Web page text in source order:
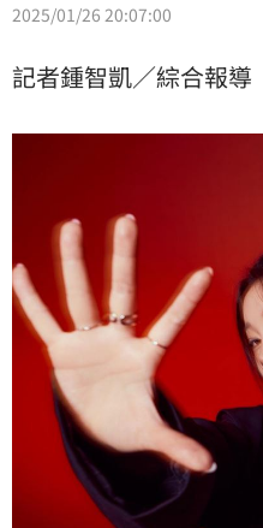
2025/01/26 20:07:00
記者鍾智凱／綜合報導